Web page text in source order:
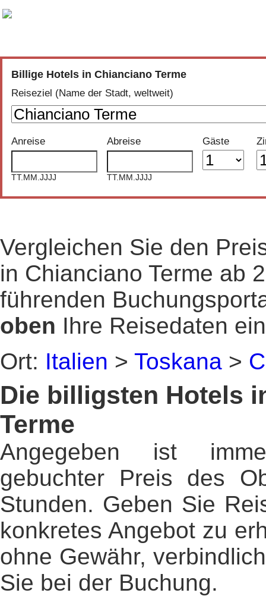
Billige Hotels in Chianciano Terme
Reiseziel (Name der Stadt, weltweit)
Anreise
TT.MM.JJJJ
Abreise
TT.MM.JJJJ
Gäste
Vergleichen Sie den
in Chianciano Terme ab
führenden
oben Ihre Reisedaten
Ort: Italien > Toskana >
Die billigsten Hotels
Terme
Angegeben ist
gebuchter Preis des
Stunden. Geben Sie
konkretes Angebot zu
ohne Gewähr,
Sie bei der Buchung.